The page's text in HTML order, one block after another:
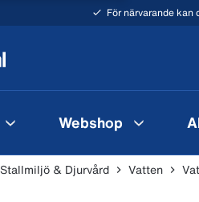
För närvarande kan
Webshop
Stallmiljö & Djurvård Vatten